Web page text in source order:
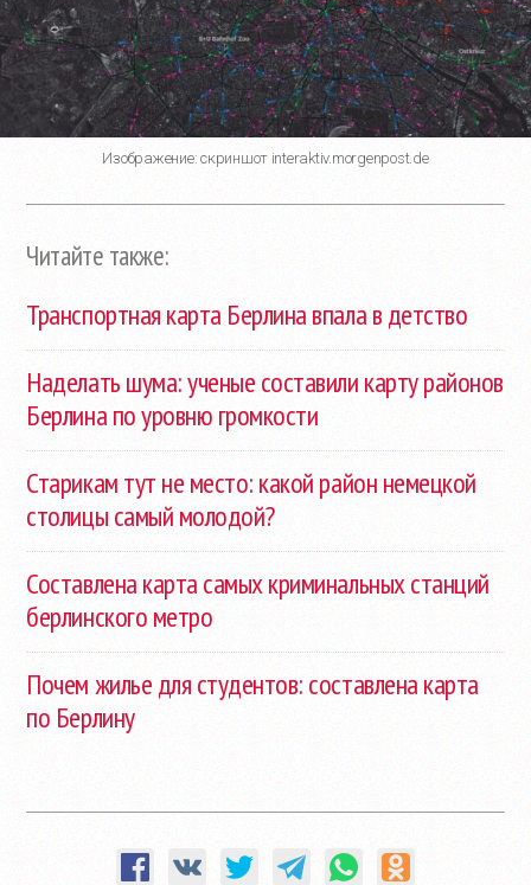
Изображение: скриншот interaktiv.morgenpost.de
Читайте также:
Транспортная карта Берлина впала в детство
Наделать шума: ученые составили карту районов
Берлина по уровню громкости
Старикам тут не место: какой район немецкой
столицы самый молодой?
Составлена карта самых криминальных станций
берлинского метро
Почем жилье для студентов: составлена карта
по Берлину